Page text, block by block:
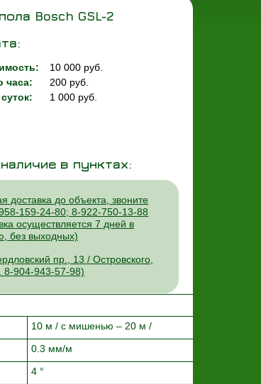
10 м / с мишенью – 20 м /
0.3 мм/м
4 °
Bosch GSL-2
10 000 руб.
часа:
200 руб.
1 000 руб.
в пунктах:
доставка до объекта, звоните
159-24-80; 8-922-750-13-88
осуществляется 7 дней в
без выходных)
пр., 13 / Островского,
8-904-943-57-98)